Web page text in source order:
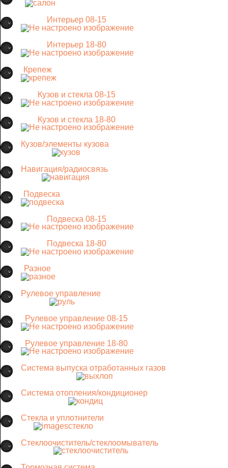
Интерьер 08-15
Интерьер 18-80
Крепеж
Кузов и стекла 08-15
Кузов и стекла 18-80
Кузов/элементы кузова
Навигация/радиосвязь
Подвеска
Подвеска 08-15
Подвеска 18-80
Разное
Рулевое управление
Рулевое управление 08-15
Рулевое управление 18-80
Система выпуска отработанных газов
Система отопления/кондиционер
Стекла и уплотнители
Стеклоочиститель/стеклоомыватель